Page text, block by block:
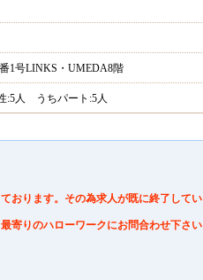
1号LINKS・UMEDA8階
:5人 うちパート:5人
おります。その為求人が既に終了して
寄りのハローワークにお問合わせ下さい